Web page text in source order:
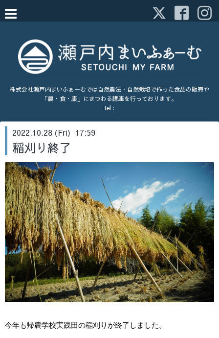
株式会社瀬戸内まいふぁーむでは自然農法・自然栽培で作った食品の販売や
「農・食・康」にまつわる講座を行っております。
tel :
2022.10.28 (Fri) 17:59
稲刈り終了
今年も帰農学校実践田の稲刈りが終了しました。